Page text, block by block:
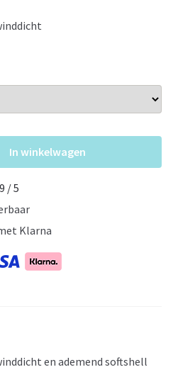
In winkelwagen
/ 5
Klarna
en ademend softshell